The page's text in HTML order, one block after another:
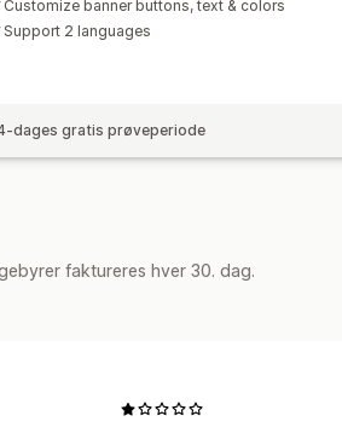
Customize banner buttons, text & colors
Support 2 languages
dages gratis prøveperiode
faktureres hver 30. dag.